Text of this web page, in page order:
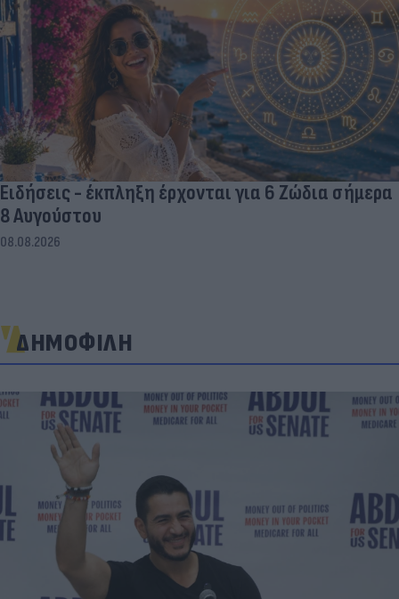
Ειδήσεις - έκπληξη έρχονται για 6 Ζώδια σήμερα
8 Αυγούστου
08.08.2026
ΔΗΜΟΦΙΛΗ